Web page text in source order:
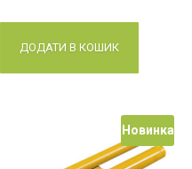
ДОДАТИ В КОШИК
Новинка